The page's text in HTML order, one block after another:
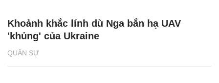
QUÂN SỰ
Khoảnh khắc lính dù Nga bắn hạ UAV
'khủng' của Ukraine